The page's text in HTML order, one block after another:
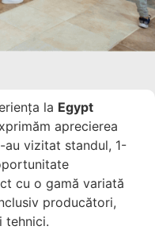
la Egypt
aprecierea
vizitat standul, 1-
cu o gamă variată
producători,
tehnici.